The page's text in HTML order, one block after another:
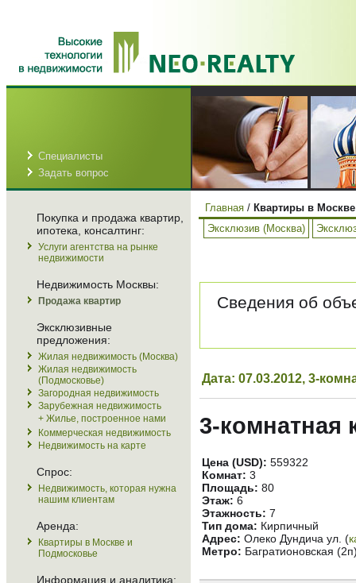
Специалисты
Задать вопрос
Покупка и продажа квартир,
ипотека, консалтинг:
Услуги агентства на рынке
недвижимости
Недвижимость Москвы:
Продажа квартир
Эксклюзивные
предложения:
Жилая недвижимость (Москва)
Жилая недвижимость
(Подмосковье)
Загородная недвижимость
Зарубежная недвижимость
+ Жилье, построенное нами
Коммерческая недвижимость
Недвижимость на карте
Спрос:
Недвижимость, которая нужна
нашим клиентам
Аренда:
Квартиры в Москве и
Подмосковье
Информация и аналитика:
Главная / Квартиры в
Эксклюзив (Москва)
Сведения об
Дата: 07.03.2012, 3-
3-комнатная
Цена (USD): 559322
Комнат: 3
Площадь: 80
Этаж: 6
Этажность: 7
Тип дома: Кирпичный
Адрес: Олеко Дундича ул. (
Метро: Багратионовская